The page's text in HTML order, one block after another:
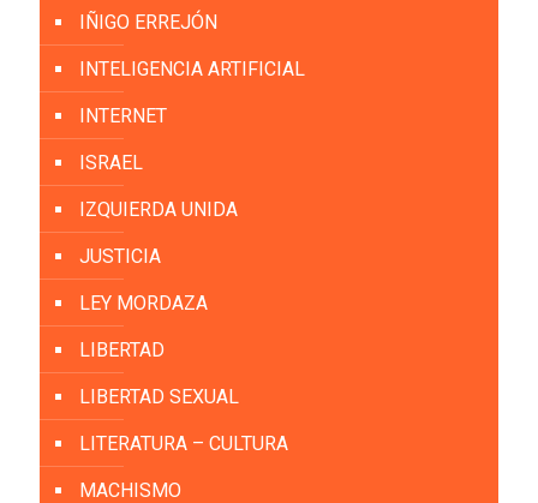
IÑIGO ERREJÓN
INTELIGENCIA ARTIFICIAL
INTERNET
ISRAEL
IZQUIERDA UNIDA
JUSTICIA
LEY MORDAZA
LIBERTAD
LIBERTAD SEXUAL
LITERATURA – CULTURA
MACHISMO